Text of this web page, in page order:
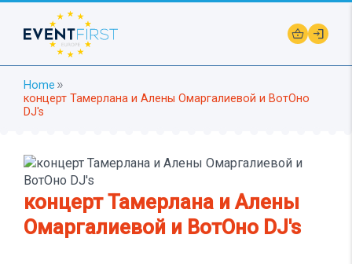
shopping_basket login
Home double_arrow
концерт Тамерлана и Алены Омаргалиевой и ВотОно
DJ's
концерт Тамерлана и Алены
Омаргалиевой и ВотОно DJ's